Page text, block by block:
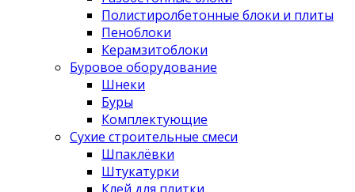
Полистиролбетонные блоки и плиты
Пеноблоки
Керамзитоблоки
Буровое оборудование
Шнеки
Буры
Комплектующие
Сухие строительные смеси
Шпаклёвки
Штукатурки
Клей для плитки